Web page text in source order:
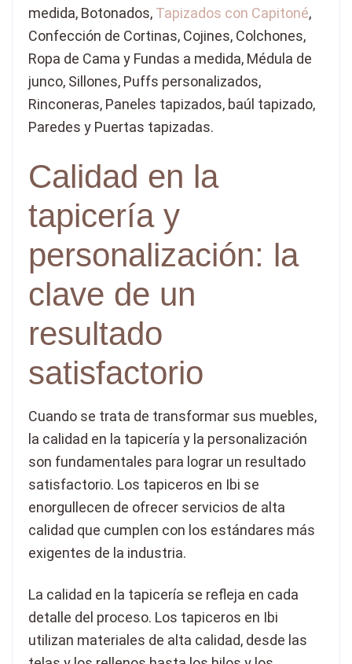
medida, Botonados, Tapizados con Capitoné,
Confección de Cortinas, Cojines, Colchones,
Ropa de Cama y Fundas a medida, Médula de
junco, Sillones, Puffs personalizados,
Rinconeras, Paneles tapizados, baúl tapizado,
Paredes y Puertas tapizadas.
Calidad en la
tapicería y
personalización: la
clave de un
resultado
satisfactorio
Cuando se trata de transformar sus muebles,
la calidad en la tapicería y la personalización
son fundamentales para lograr un resultado
satisfactorio. Los tapiceros en Ibi se
enorgullecen de ofrecer servicios de alta
calidad que cumplen con los estándares más
exigentes de la industria.
La calidad en la tapicería se refleja en cada
detalle del proceso. Los tapiceros en Ibi
utilizan materiales de alta calidad, desde las